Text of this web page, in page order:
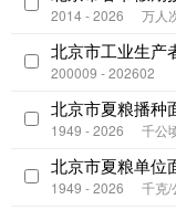
2014 - 2026 万人
北京市工业生产
200009 - 202602
北京市夏粮播种
1949 - 2026 千公
北京市夏粮单位
1949 - 2026 千克/